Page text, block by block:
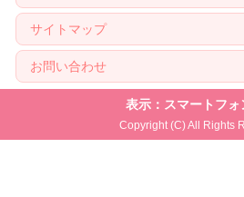
サイトマップ
お問い合わせ
表示：スマートフォ
Copyright (C) All Rights